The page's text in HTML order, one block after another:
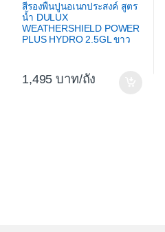
สีรองพื้นปูนอเนกประสงค์ สูตร
น้ำ DULUX
WEATHERSHIELD POWER
PLUS HYDRO 2.5GL ขาว
1,495 /ถัง